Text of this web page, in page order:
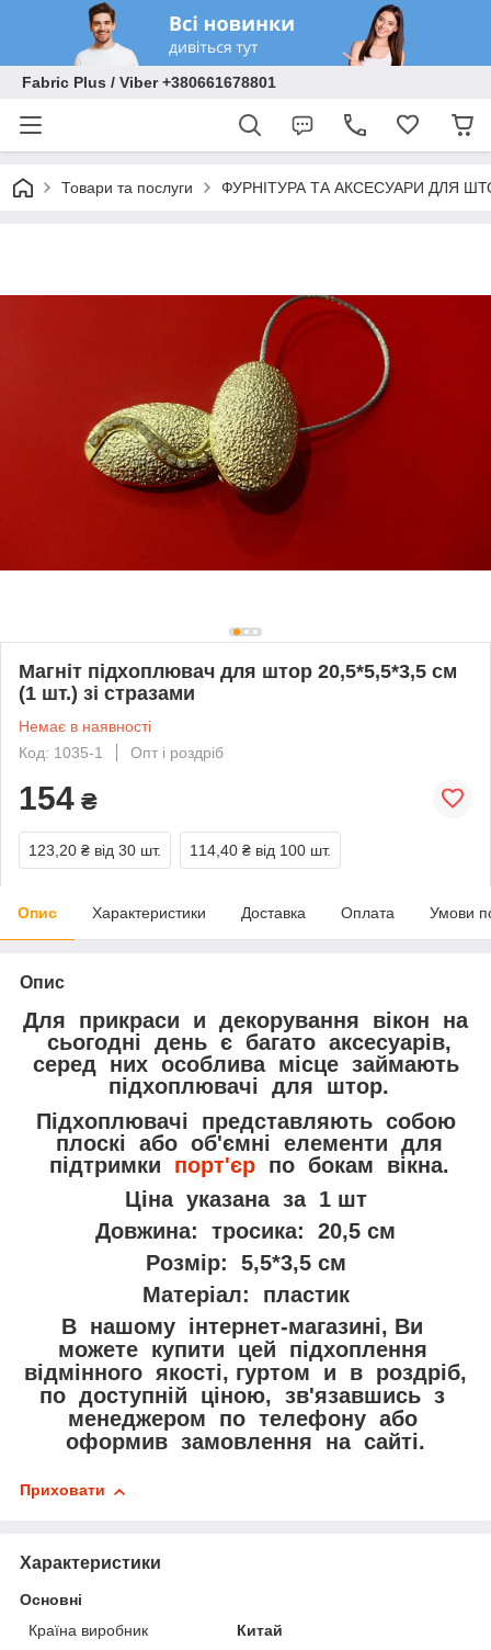
Fabric Plus / Viber +380661678801
Товари та послуги ФУРНІТУРА ТА АКСЕСУАРИ ДЛЯ
Магніт підхоплювач для штор 20,5*5,5*3,5 см
(1 шт.) зі стразами
Немає в наявності
Код: 1035-1
Опт і роздріб
154 ₴
123,20 ₴ від 30 шт. 114,40 ₴ від 100 шт.
Опис Характеристики Доставка Оплата Умови
Опис
Для прикраси и декорування вікон на
сьогодні день є багато аксесуарів,
серед них особлива місце займають
підхоплювачі для штор.
Підхоплювачі представляють собою
плоскі або об'ємні елементи для
підтримки порт'єрпо бокам вікна.
Ціна указана за 1 шт
Довжина: тросика: 20,5 см
Розмір: 5,5*3,5 см
Матеріал: пластик
В нашому інтернет-магазині, Ви
можете купити цей підхоплення
відмінного якості, гуртом и в роздріб,
по доступній ціною, зв'язавшись з
менеджером по телефону або
оформив замовлення на сайті.
Приховати
Характеристики
Основні
Країна виробник
Китай